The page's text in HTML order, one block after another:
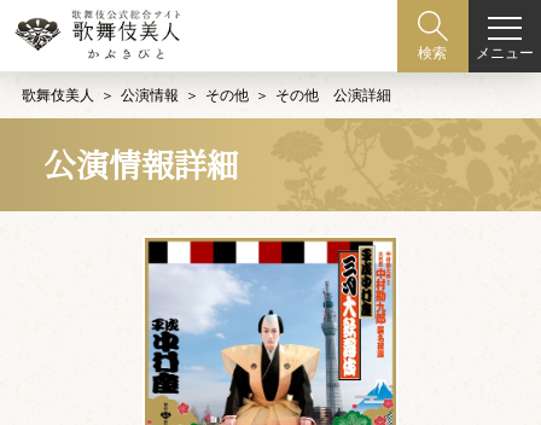
検索 メニュー
歌舞伎美人 公演情報 その他 その他 公演詳細
公演情報詳細